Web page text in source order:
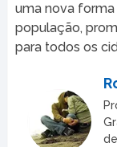
uma nova
população,
para todos os